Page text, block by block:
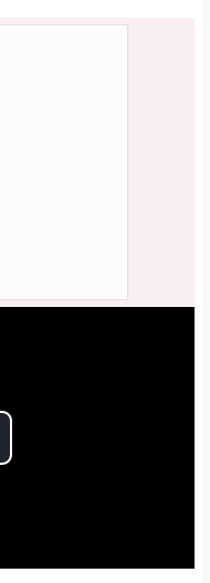
İçerik Editörü